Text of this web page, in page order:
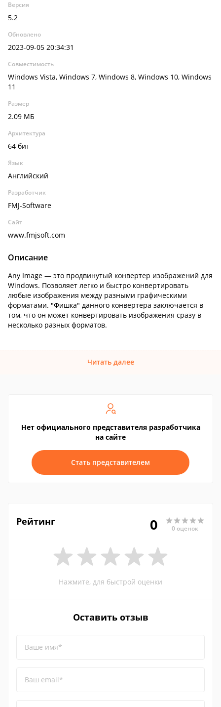
Версия
5.2
Обновлено
2023-09-05 20:34:31
Совместимость
Windows Vista, Windows 7, Windows 8, Windows 10, Windows
11
Размер
2.09 МБ
Архитектура
64 бит
Язык
Английский
Разработчик
FMJ-Software
Сайт
www.fmjsoft.com
Описание
Any Image — это продвинутый конвертер изображений для
Windows. Позволяет легко и быстро конвертировать
любые изображения между разными графическими
форматами. "Фишка" данного конвертера заключается в
том, что он может конвертировать изображения сразу в
несколько разных форматов.
Читать далее
Нет официального представителя разработчика
на сайте
Стать представителем
Рейтинг 0 0 оценок
Нажмите, для быстрой оценки
Оставить отзыв
Ваше имя*
Ваш email*